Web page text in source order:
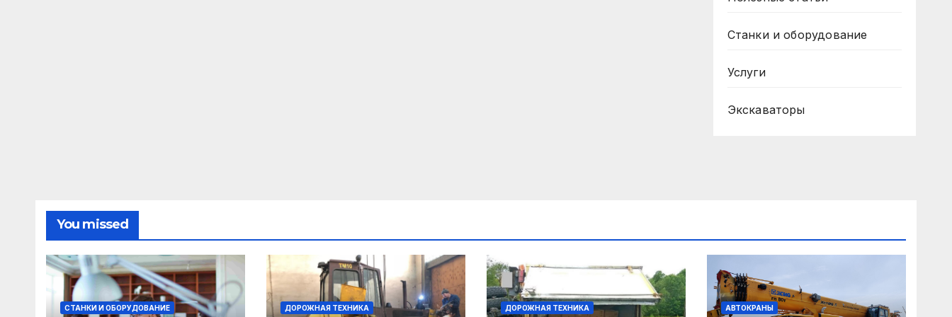
Станки и оборудование
Услуги
Экскаваторы
You missed
СТАНКИ И ОБОРУДОВАНИЕ ДОРОЖНАЯ ТЕХНИКА ДОРОЖНАЯ ТЕХНИКА АВТОКРАНЫ